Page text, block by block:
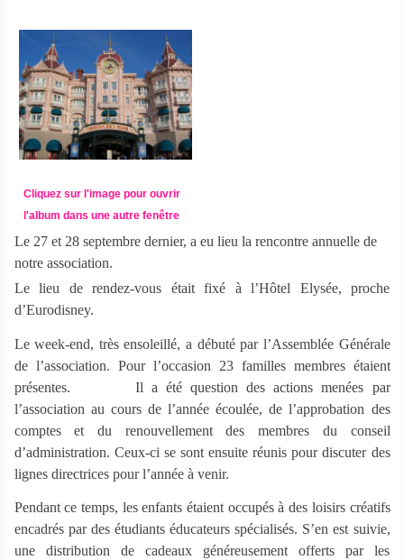
Cliquez sur l'image pour ouvrir
l'album dans une autre fenêtre
Le 27 et 28 septembre dernier, a eu lieu la rencontre annuelle de
notre association.
Le lieu de rendez-vous était fixé à l’Hôtel Elysée, proche
d’Eurodisney.
Le week-end, très ensoleillé, a débuté par l’Assemblée Générale
de l’association. Pour l’occasion 23 familles membres étaient
présentes. Il a été question des actions menées par
l’association au cours de l’année écoulée, de l’approbation des
comptes et du renouvellement des membres du conseil
d’administration. Ceux-ci se sont ensuite réunis pour discuter des
lignes directrices pour l’année à venir.
Pendant ce temps, les enfants étaient occupés à des loisirs créatifs
encadrés par des étudiants éducateurs spécialisés. S’en est suivie,
une distribution de cadeaux généreusement offerts par les